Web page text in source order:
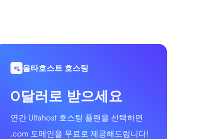
울타호스트 호스팅
0달러로 받으세요
연간 Ultahost 호스팅 플랜을 선택하면
.com 도메인을 무료로 제공해드립니다!